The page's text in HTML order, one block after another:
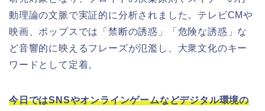
動理論の文脈で実証的に分析されました。テレビCMや
映画、ポップスでは「禁断の誘惑」「危険な誘惑」な
ど音響的に映えるフレーズが氾濫し、大衆文化のキー
ワードとして定着。
今日ではSNSやオンラインゲームなどデジタル環境の